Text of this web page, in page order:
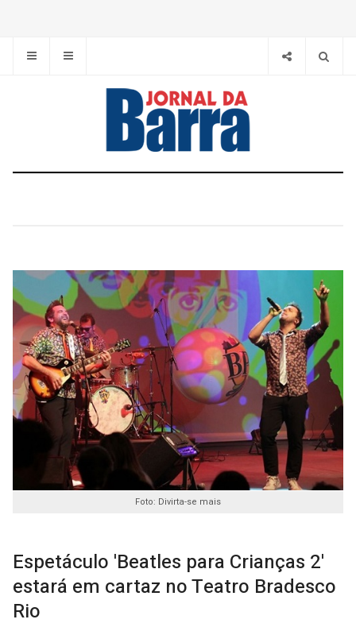
Foto: Divirta-se mais
Espetáculo 'Beatles para Crianças 2'
estará em cartaz no Teatro Bradesco
Rio